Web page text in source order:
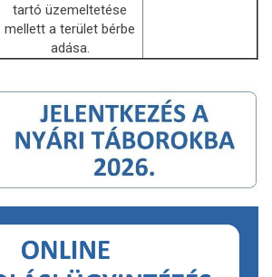
tartó üzemeltetése
mellett a terület bérbe
adása.